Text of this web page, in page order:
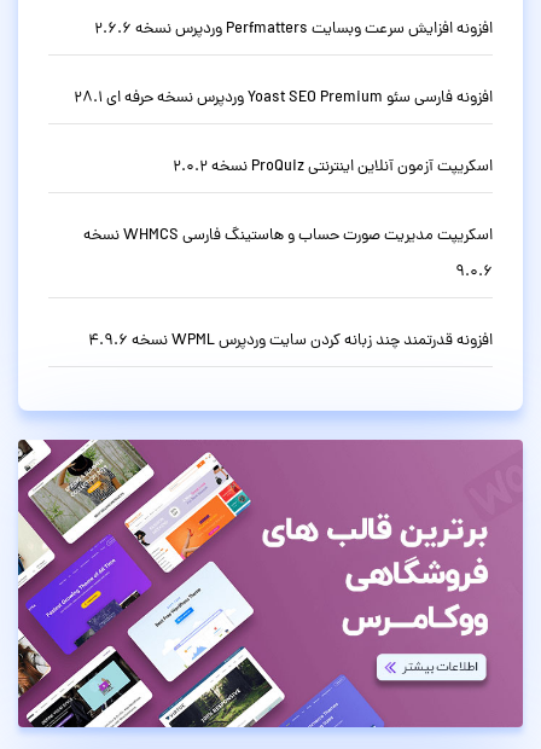
افزونه افزایش سرعت وبسایت Perfmatters وردپرس نسخه 2.6.6
افزونه فارسی سئو Yoast SEO Premium وردپرس نسخه حرفه ای 28.1
اسکریپت آزمون آنلاین اینترنتی ProQuiz نسخه 2.0.2
اسکریپت مدیریت صورت حساب و هاستینگ فارسی WHMCS نسخه
9.0.6
افزونه قدرتمند چند زبانه کردن سایت وردپرس WPML نسخه 4.9.6